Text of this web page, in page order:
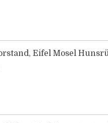
Eifel Mosel